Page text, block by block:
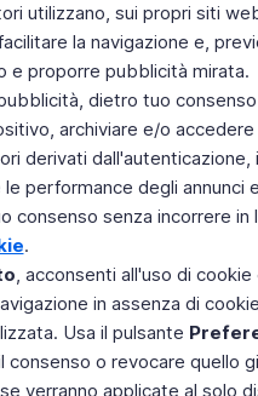
utilizzano, sui propri siti
la navigazione e,
e proporre pubblicità mirata.
dietro tuo
archiviare e/o
derivati
performance degli
consenso senza incorrere
.
, acconsenti all'uso di
in assenza di
Usa il pulsante
consenso o revocare quello
verranno applicate al solo